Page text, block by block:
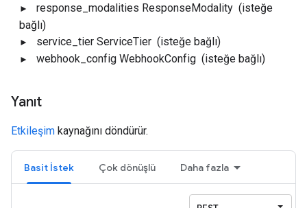
response_modalities ResponseModality (isteğe
bağlı)
service_tier ServiceTier (isteğe bağlı)
webhook_config WebhookConfig (isteğe bağlı)
Yanıt
Etkileşim kaynağını döndürür.
Basit İstek Çok dönüşlü Daha fazla